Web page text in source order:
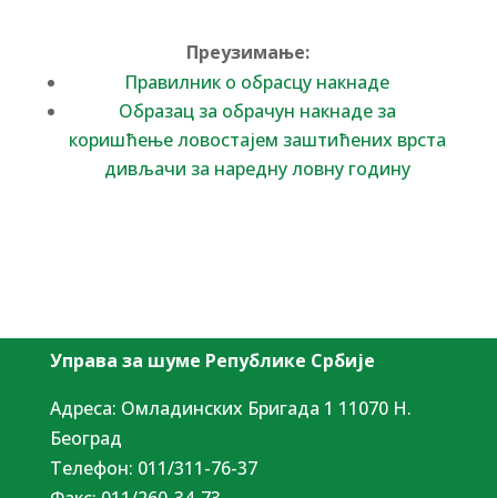
Преузимање:
Правилник о обрасцу накнаде
Образац за обрачун накнаде за
коришћење ловостајем заштићених врста
дивљачи за наредну ловну годину
Управа за шуме Републике Србије
Адреса: Омладинских Бригада 1 11070 Н.
Београд
Tелефон: 011/311-76-37